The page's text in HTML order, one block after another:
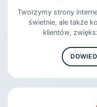
Tworzymy strony
świetnie, ale także
klientów,